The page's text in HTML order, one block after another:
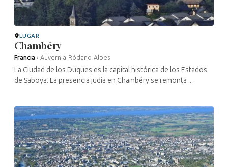
LUGAR
Chambéry
Francia › Auvernia-Ródano-Alpes
La Ciudad de los Duques es la capital histórica de los Estados
de Saboya. La presencia judía en Chambéry se remonta